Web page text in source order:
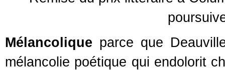
Mélancolique parce que
mélancolie poétique qui endolorit